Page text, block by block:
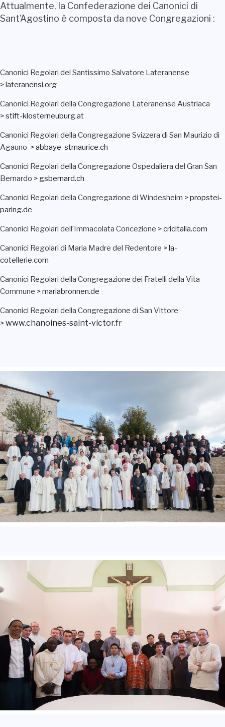
Attualmente, la Confederazione dei Canonici di
Sant’Agostino è composta da nove Congregazioni :
Canonici Regolari del Santissimo Salvatore Lateranense
>lateranensi.org
Canonici Regolari della Congregazione Lateranense Austriaca
>stift-klosterneuburg.at
Canonici Regolari della Congregazione Svizzera di San Maurizio di
Agauno >abbaye-stmaurice.ch
Canonici Regolari della Congregazione Ospedaliera del Gran San
Bernardo > gsbernard.ch
Canonici Regolari della Congregazione di Windesheim >propstei-
paring.de
Canonici Regolari dell’Immacolata Concezione >cricitalia.com
Canonici Regolari di Maria Madre del Redentore >la-
cotellerie.com
Canonici Regolari della Congregazione dei Fratelli della Vita
Commune >mariabronnen.de
Canonici Regolari della Congregazione di San Vittore
>www.chanoines-saint-victor.fr